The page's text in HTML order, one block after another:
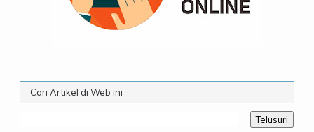
Cari Artikel di Web ini